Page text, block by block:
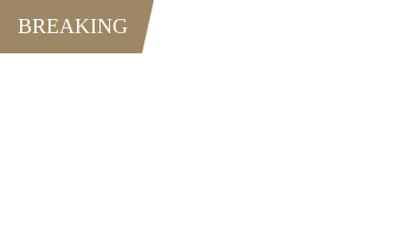
BREAKING